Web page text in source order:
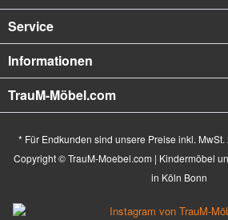
Service
Informationen
TrauM-Möbel.com
* Für Endkunden sind unsere Preise inkl. MwSt.
Copyright © TrauM-Moebel.com | Kindermöbel
in Köln Bonn